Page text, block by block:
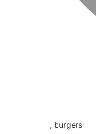
, burgers